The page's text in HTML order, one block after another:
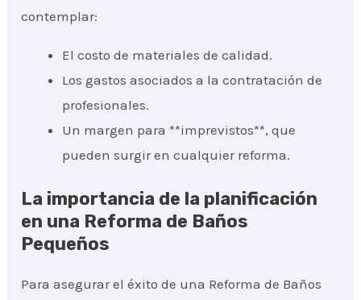
contemplar:
El costo de materiales de calidad.
Los gastos asociados a la contratación de
profesionales.
Un margen para **imprevistos**, que
pueden surgir en cualquier reforma.
La importancia de la planificación
en una Reforma de Baños
Pequeños
Para asegurar el éxito de una Reforma de Baños